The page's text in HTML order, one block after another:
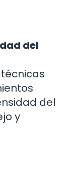
del
del
y